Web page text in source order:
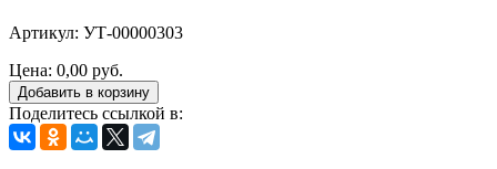
Артикул: УТ-00000303
Цена: 0,00 руб.
Добавить в корзину
Поделитесь ссылкой в: